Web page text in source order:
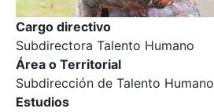
Cargo directivo
Subdirectora Talento Humano
Área o Territorial
Subdirección de Talento Humano
Estudios